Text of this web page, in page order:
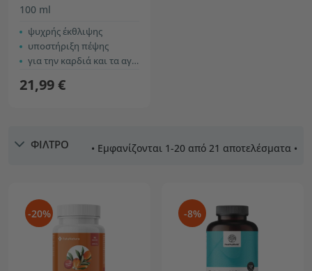
100 ml
ψυχρής έκθλιψης
υποστήριξη πέψης
για την καρδιά και τα αγγεία
21,99 €
ΦΙΛΤΡΟ • Εμφανίζονται 1-20 από 21 αποτελέσματα •
-20% -8%